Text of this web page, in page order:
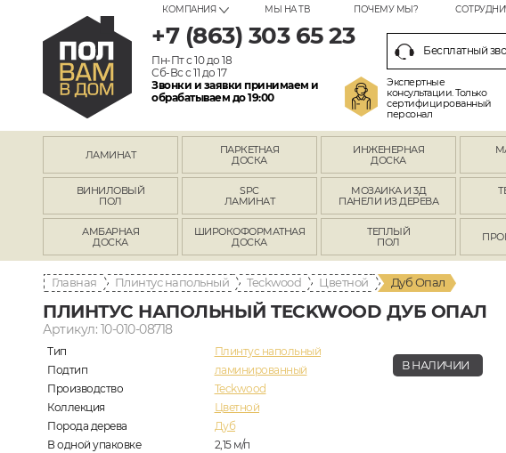
КОМПАНИЯ МЫ НА ТВ ПОЧЕМУ МЫ?
+7 (863) 303 65 23
Пн-Пт с 10 до 18
Сб-Вс с 11 до 17
Звонки и заявки принимаем и
обрабатываем до 19:00
Бесплатный
Экспертные
консультации. Только
сертифицированный
персонал
ЛАМИНАТ
ПАРКЕТНАЯ
ДОСКА
ИНЖЕНЕРНАЯ
ДОСКА
ВИНИЛОВЫЙ
ПОЛ
SPC
ЛАМИНАТ
МОЗАИКА И 3Д
ПАНЕЛИ ИЗ ДЕРЕВА
АМБАРНАЯ
ДОСКА
ШИРОКОФОРМАТНАЯ
ДОСКА
ТЕПЛЫЙ
ПОЛ
Главная Плинтус напольный Teckwood Цветной Дуб Опал
ПЛИНТУС НАПОЛЬНЫЙ TECKWOOD ДУБ ОПАЛ
Артикул: 10-010-08718
Тип
Плинтус напольный
Подтип
ламинированный
Производство
Teckwood
Коллекция
Цветной
Порода дерева
Дуб
В одной упаковке
2,15 м/п
В НАЛИЧИИ